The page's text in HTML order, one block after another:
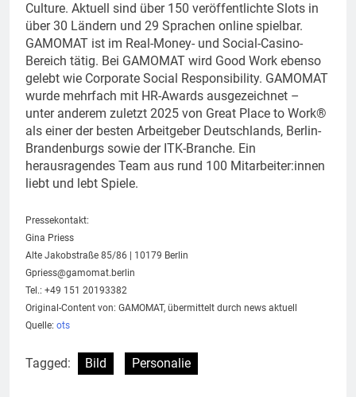
Culture. Aktuell sind über 150 veröffentlichte Slots in
über 30 Ländern und 29 Sprachen online spielbar.
GAMOMAT ist im Real-Money- und Social-Casino-
Bereich tätig. Bei GAMOMAT wird Good Work ebenso
gelebt wie Corporate Social Responsibility. GAMOMAT
wurde mehrfach mit HR-Awards ausgezeichnet –
unter anderem zuletzt 2025 von Great Place to Work®
als einer der besten Arbeitgeber Deutschlands, Berlin-
Brandenburgs sowie der ITK-Branche. Ein
herausragendes Team aus rund 100 Mitarbeiter:innen
liebt und lebt Spiele.
Pressekontakt:
Gina Priess
Alte Jakobstraße 85/86 | 10179 Berlin
Gpriess@gamomat.berlin
Tel.: +49 151 20193382
Original-Content von: GAMOMAT, übermittelt durch news aktuell
Quelle: ots
Tagged: Bild Personalie